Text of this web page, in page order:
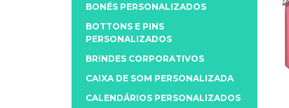
BONÉS PERSONALIZADOS
BOTTONS E PINS
PERSONALIZADOS
BRINDES CORPORATIVOS
CAIXA DE SOM PERSONALIZADA
CALENDÁRIOS PERSONALIZADOS